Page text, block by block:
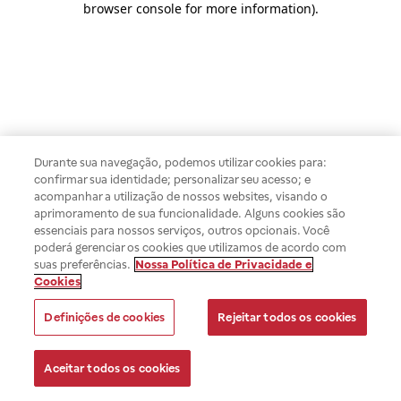
browser console for more information).
Durante sua navegação, podemos utilizar cookies para:
confirmar sua identidade; personalizar seu acesso; e
acompanhar a utilização de nossos websites, visando o
aprimoramento de sua funcionalidade. Alguns cookies são
essenciais para nossos serviços, outros opcionais. Você
poderá gerenciar os cookies que utilizamos de acordo com
suas preferências. Nossa Política de Privacidade e
Cookies
Definições de cookies Rejeitar todos os cookies
Aceitar todos os cookies